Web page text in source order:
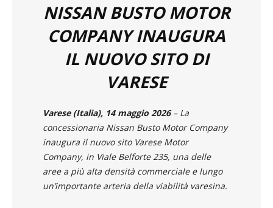
NISSAN BUSTO MOTOR
COMPANY INAUGURA
IL NUOVO SITO DI
VARESE
Varese (Italia), 14 maggio 2026– La
concessionaria Nissan Busto Motor Company
inaugura il nuovo sito Varese Motor
Company, in Viale Belforte 235, una delle
aree a più alta densità commerciale e lungo
un’importante arteria della viabilità varesina.